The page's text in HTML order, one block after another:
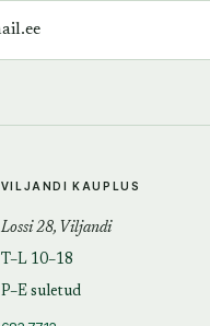
VILJANDI KAUPLUS
Lossi 28, Viljandi
T–L 10–18
P–E suletud